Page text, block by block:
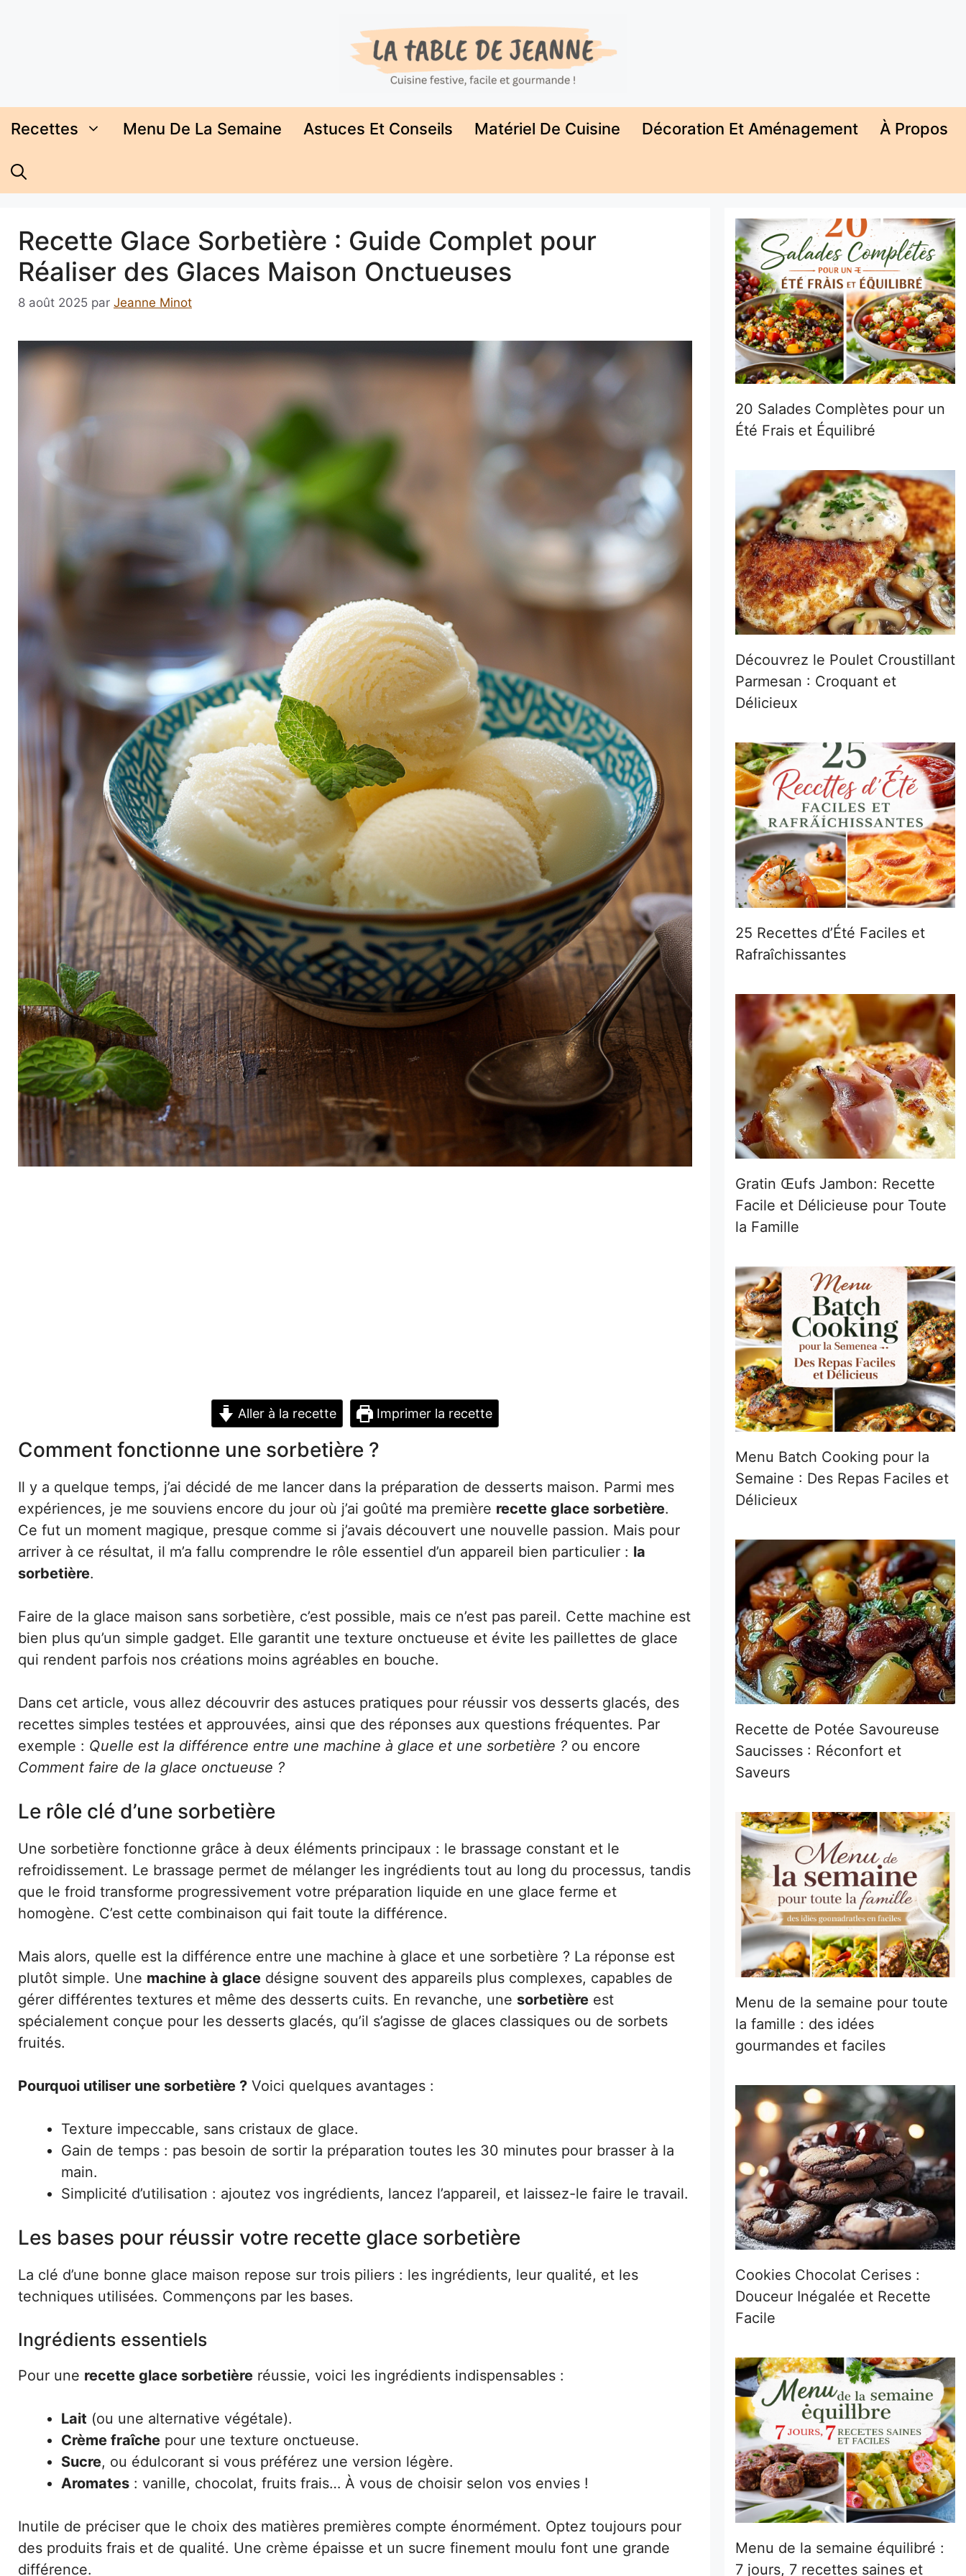
Recettes Menu De La Semaine Astuces Et Conseils Matériel De Cuisine Décoration Et Aménagement À Propos
Recette Glace Sorbetière : Guide Complet pour
Réaliser des Glaces Maison Onctueuses
8 août 2025 par Jeanne Minot
Aller à la recette Imprimer la recette
Comment fonctionne une sorbetière ?
Il y a quelque temps, j’ai décidé de me lancer dans la préparation de desserts maison. Parmi mes
expériences, je me souviens encore du jour où j’ai goûté ma première recette glace sorbetière.
Ce fut un moment magique, presque comme si j’avais découvert une nouvelle passion. Mais pour
arriver à ce résultat, il m’a fallu comprendre le rôle essentiel d’un appareil bien particulier : la
sorbetière.
Faire de la glace maison sans sorbetière, c’est possible, mais ce n’est pas pareil. Cette machine est
bien plus qu’un simple gadget. Elle garantit une texture onctueuse et évite les paillettes de glace
qui rendent parfois nos créations moins agréables en bouche.
Dans cet article, vous allez découvrir des astuces pratiques pour réussir vos desserts glacés, des
recettes simples testées et approuvées, ainsi que des réponses aux questions fréquentes. Par
exemple : Quelle est la différence entre une machine à glace et une sorbetière ? ou encore
Comment faire de la glace onctueuse ?
Le rôle clé d’une sorbetière
Une sorbetière fonctionne grâce à deux éléments principaux : le brassage constant et le
refroidissement. Le brassage permet de mélanger les ingrédients tout au long du processus, tandis
que le froid transforme progressivement votre préparation liquide en une glace ferme et
homogène. C’est cette combinaison qui fait toute la différence.
Mais alors, quelle est la différence entre une machine à glace et une sorbetière ? La réponse est
plutôt simple. Une machine à glace désigne souvent des appareils plus complexes, capables de
gérer différentes textures et même des desserts cuits. En revanche, une sorbetière est
spécialement conçue pour les desserts glacés, qu’il s’agisse de glaces classiques ou de sorbets
fruités.
Pourquoi utiliser une sorbetière ? Voici quelques avantages :
Texture impeccable, sans cristaux de glace.
Gain de temps : pas besoin de sortir la préparation toutes les 30 minutes pour brasser à la
main.
Simplicité d’utilisation : ajoutez vos ingrédients, lancez l’appareil, et laissez-le faire le travail.
Les bases pour réussir votre recette glace sorbetière
La clé d’une bonne glace maison repose sur trois piliers : les ingrédients, leur qualité, et les
techniques utilisées. Commençons par les bases.
Ingrédients essentiels
Pour une recette glace sorbetière réussie, voici les ingrédients indispensables :
Lait (ou une alternative végétale).
Crème fraîche pour une texture onctueuse.
Sucre, ou édulcorant si vous préférez une version légère.
Aromates : vanille, chocolat, fruits frais… À vous de choisir selon vos envies !
Inutile de préciser que le choix des matières premières compte énormément. Optez toujours pour
des produits frais et de qualité. Une crème épaisse et un sucre finement moulu font une grande
différence.
20 Salades Complètes pour un
Été Frais et Équilibré
Découvrez le Poulet Croustillant
Parmesan : Croquant et
Délicieux
25 Recettes d’Été Faciles et
Rafraîchissantes
Gratin Œufs Jambon: Recette
Facile et Délicieuse pour Toute
la Famille
Menu Batch Cooking pour la
Semaine : Des Repas Faciles et
Délicieux
Recette de Potée Savoureuse
Saucisses : Réconfort et
Saveurs
Menu de la semaine pour toute
la famille : des idées
gourmandes et faciles
Cookies Chocolat Cerises :
Douceur Inégalée et Recette
Facile
Menu de la semaine équilibré :
7 jours, 7 recettes saines et